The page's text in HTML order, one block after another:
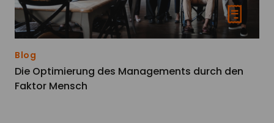
Blog
Die Optimierung des Managements durch den
Faktor Mensch